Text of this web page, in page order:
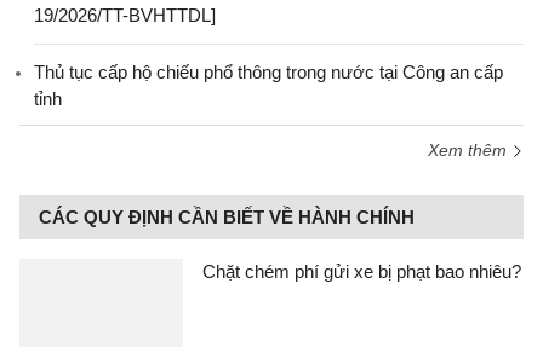
19/2026/TT-BVHTTDL]
Thủ tục cấp hộ chiếu phổ thông trong nước tại Công an cấp
tỉnh
Xem thêm
CÁC QUY ĐỊNH CẦN BIẾT VỀ HÀNH CHÍNH
Chặt chém phí gửi xe bị phạt bao nhiêu?